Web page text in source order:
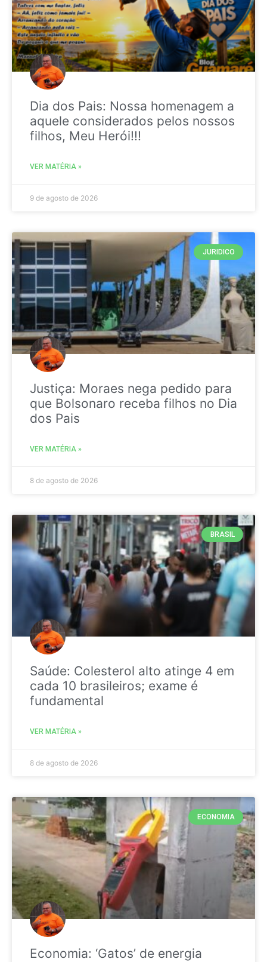
Dia dos Pais: Nossa homenagem a
aquele considerados pelos nossos
filhos, Meu Herói!!!
VER MATÉRIA »
9 de agosto de 2026
JURIDICO
Justiça: Moraes nega pedido para
que Bolsonaro receba filhos no Dia
dos Pais
VER MATÉRIA »
8 de agosto de 2026
BRASIL
Saúde: Colesterol alto atinge 4 em
cada 10 brasileiros; exame é
fundamental
VER MATÉRIA »
8 de agosto de 2026
ECONOMIA
Economia: ‘Gatos’ de energia